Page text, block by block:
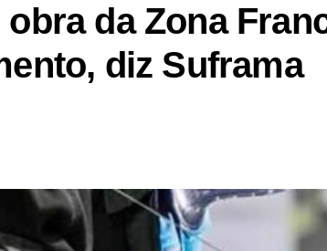
obra da Zona
diz Suframa